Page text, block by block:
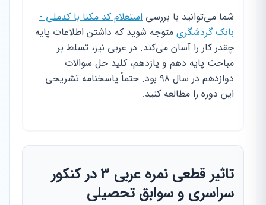
شما می‌توانید با بررسی استعلام کد مکنا با کدملی -
بانک گردشگری متوجه شوید که داشتن اطلاعات پایه
چقدر کار را آسان می‌کند. در عربی نیز، تسلط بر
مباحث پایه دهم و یازدهم، کلید حل سوالات
دوازدهم در سال ۹۸ بود. حتماً پاسخنامه تشریحی
این دوره را مطالعه کنید.
تاثیر قطعی نمره عربی ۳ در کنکور
سراسری و سوابق تحصیلی